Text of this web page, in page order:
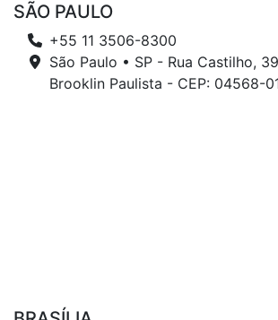
SÃO PAULO
+55 11 3506-8300
São Paulo • SP - Rua Castilho,
Brooklin Paulista - CEP: 04568-